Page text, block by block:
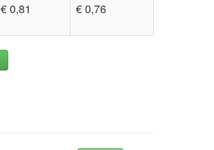
€ 0,81 € 0,76